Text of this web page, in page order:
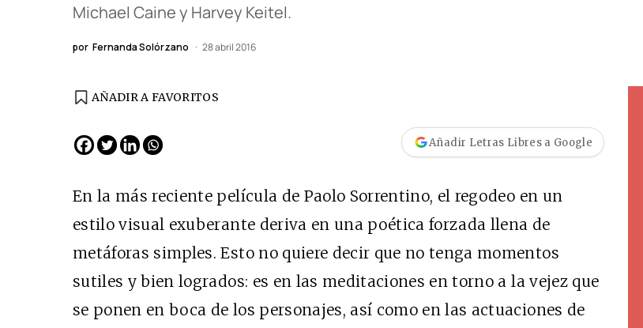
Michael Caine y Harvey Keitel.
por Fernanda Solórzano 28 abril 2016
AÑADIR A FAVORITOS
Añadir Letras Libres a Google
En la más reciente película de Paolo Sorrentino, el regodeo en un
estilo visual exuberante deriva en una poética forzada llena de
metáforas simples. Esto no quiere decir que no tenga momentos
sutiles y bien logrados: es en las meditaciones en torno a la vejez que
se ponen en boca de los personajes, así como en las actuaciones de